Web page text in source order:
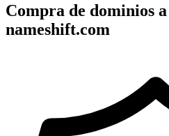
Compra de dominios
nameshift.com